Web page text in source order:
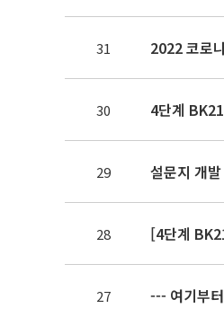
31 2022 코로
30 4단계
29 설문지 개
28 [4단계
27 --- 여기부